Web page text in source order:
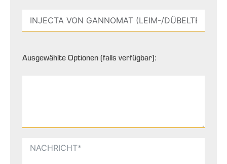
Ausgewählte Optionen (falls verfügbar):